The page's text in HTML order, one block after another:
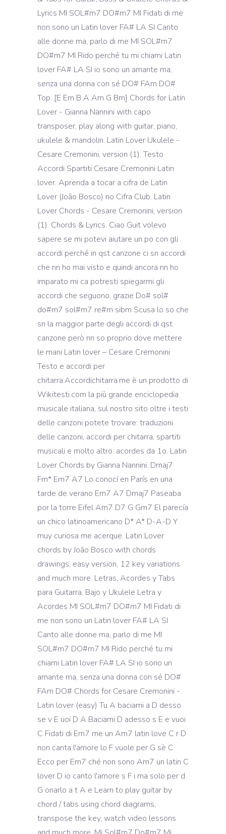
Lyrics MI SOL#m7 DO#m7 MI Fidati di me
non sono un Latin lover FA# LA SI Canto
alle donne ma, parlo di me MI SOL#m7
DO#m7 MI Rido perché tu mi chiami Latin
lover FA# LA SI io sono un amante ma,
senza una donna con sé DO# FAm DO#
Top. [E Em B A Am G Bm] Chords for Latin
Lover - Gianna Nannini with capo
transposer, play along with guitar, piano,
ukulele & mandolin. Latin Lover Ukulele -
Cesare Cremonini, version (1). Testo
Accordi Spartiti Cesare Cremonini Latin
lover. Aprenda a tocar a cifra de Latin
Lover (João Bosco) no Cifra Club. Latin
Lover Chords - Cesare Cremonini, version
(1). Chords & Lyrics. Ciao Guit volevo
sapere se mi potevi aiutare un po con gli
accordi perché in qst canzone ci sn accordi
che nn ho mai visto e quindi ancora nn ho
imparato mi ca potresti spiegarmi gli
accordi che seguono, grazie Do# sol#
do#m7 sol#m7 re#m sibm Scusa lo so che
sn la maggior parte degli accordi di qst
canzone però nn so proprio dove mettere
le mani Latin lover – Cesare Cremonini
Testo e accordi per
chitarra.Accordichitarra.me è un prodotto di
Wikitesti.com la più grande enciclopedia
musicale italiana, sul nostro sito oltre i testi
delle canzoni potete trovare: traduzioni
delle canzoni, accordi per chitarra, spartiti
musicali e molto altro. acordes da 1o. Latin
Lover Chords by Gianna Nannini. Dmaj7
Fm* Em7 A7 Lo conocí en París en una
tarde de verano Em7 A7 Dmaj7 Paseaba
por la torre Eifel Am7 D7 G Gm7 El parecía
un chico latinoamericano D* A* D-A-D Y
muy curiosa me acerque. Latin Lover
chords by João Bosco with chords
drawings, easy version, 12 key variations
and much more. Letras, Acordes y Tabs
para Guitarra, Bajo y Ukulele Letra y
Acordes MI SOL#m7 DO#m7 MI Fidati di
me non sono un Latin lover FA# LA SI
Canto alle donne ma, parlo di me MI
SOL#m7 DO#m7 MI Rido perché tu mi
chiami Latin lover FA# LA SI io sono un
amante ma, senza una donna con sé DO#
FAm DO# Chords for Cesare Cremonini -
Latin lover (easy) Tu A baciami a D desso
se v E uoi D A Baciami D adesso s E e vuoi
C Fidati di Em7 me un Am7 latin love C r D
non canta l'amore lo F vuole per G sè C
Ecco per Em7 ché non sono Am7 un latin C
lover D io canto l'amore s F i ma solo per d
G onarlo a t A e Learn to play guitar by
chord / tabs using chord diagrams,
transpose the key, watch video lessons